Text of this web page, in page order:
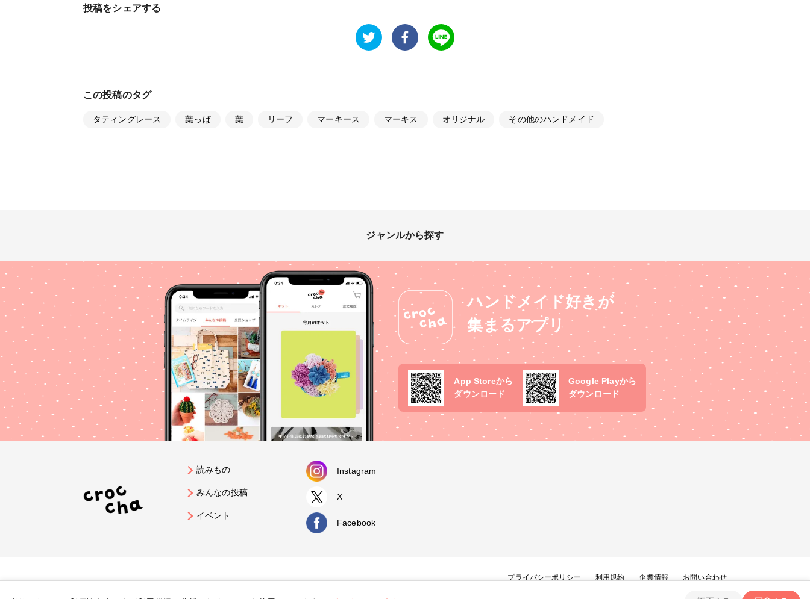
投稿をシェアする
この投稿のタグ
タティングレース 葉っぱ 葉 リーフ マーキース マーキス オリジナル その他のハンドメイド
ジャンルから探す
ハンドメイド好きが
集まるアプリ
App Storeから
ダウンロード
Google Playから
ダウンロード
読みもの
みんなの投稿
イベント
Instagram
X
Facebook
プライバシーポリシー 利用規約 企業情報 お問い合わせ